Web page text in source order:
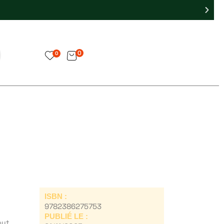
0 0
ISBN :
9782386275753
PUBLIÉ LE :